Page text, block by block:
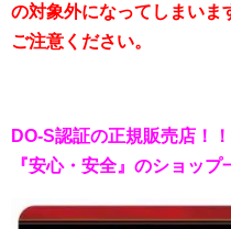
の対象外になってしまいま
ご注意ください。
DO-S認証の正規販売店！！
『安心・安全』のショップ